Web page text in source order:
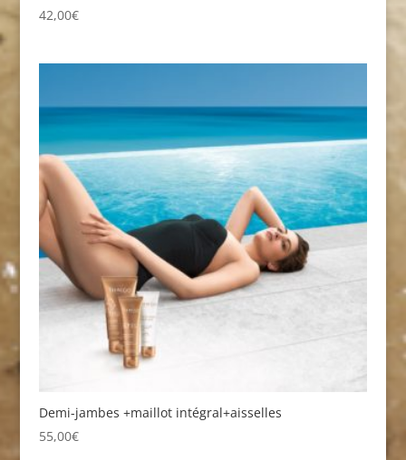
42,00€
Demi-jambes +maillot intégral+aisselles
55,00€